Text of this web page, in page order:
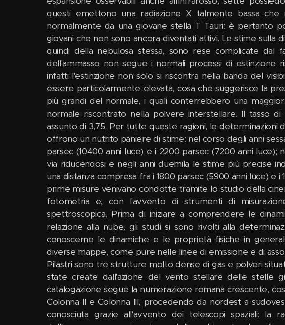
questi emettono una radiazione X talmente bassa
normalmente da una giovane stella T Tauri: è pertanto
giovani che non sono ancora diventati attivi. Le stime sulla
quindi della nebulosa stessa, sono rese complicate
dell'ammasso non segue i normali processi di estinzione
infatti l'estinzione non solo si riscontra nella banda del
essere particolarmente elevata, cosa che suggerisce la
più grandi del normale, i quali conterrebbero una
normale riscontrato nella polvere interstellare. Il tasso
assunto di 3,75. Per tutte queste ragioni, le determinazioni
offrono un nutrito paniere di stime: nel corso degli anni
parsec (10400 anni luce) e i 2200 parsec (7200 anni
via riducendosi e negli anni duemila le stime più precise
una distanza compresa fra i 1800 parsec (5900 anni luce) e
prime misure venivano condotte tramite lo studio della
fotometria e, con l'avvento di strumenti di
spettroscopica. Prima di iniziare a comprendere le
relazione alla nube, gli studi si sono rivolti alla
conoscerne le dinamiche e le proprietà fisiche in
diverse mappe, come pure nelle linee di emissione e di
Pilastri sono tre strutture molto dense di gas e polveri
state create dall'azione del vento stellare delle stelle
catalogazione segue la numerazione romana crescente,
Colonna II e Colonna III, procedendo da nordest a
conosciuta grazie all'avvento dei telescopi spaziali: la